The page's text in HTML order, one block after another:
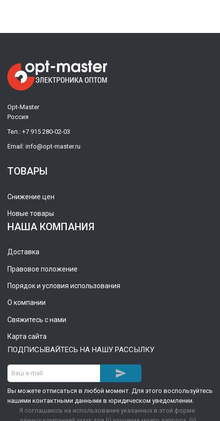
Opt-Master
Россия
Тел.: +7 915 280-02-03
Email: info@opt-master.ru
ТОВАРЫ
Снижение цен
Новые товары
НАША КОМПАНИЯ
Доставка
Правовое положение
Порядок и условия использования
О компании
Свяжитесь с нами
Карта сайта
ПОДПИСЫВАЙТЕСЬ НА НАШУ РАССЫЛКУ

Вы можете отписаться в любой момент. Для этого воспользуйтесь
нашими контактными данными в юридическом уведомлении.
Я соглашаюсь на использование указанных в этой форме